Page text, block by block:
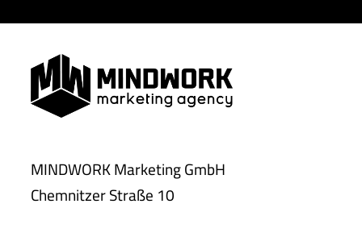
MINDWORK Marketing GmbH
Chemnitzer Straße 10